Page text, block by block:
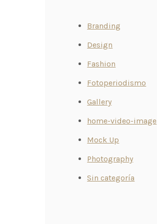
Branding
Design
Fashion
Fotoperiodismo
Gallery
home-video-image
Mock Up
Photography
Sin categoría